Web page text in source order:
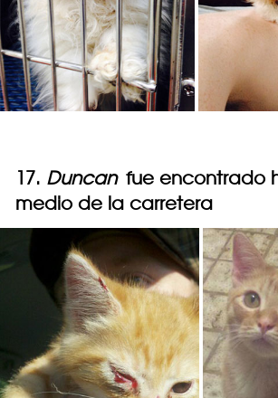
17. Duncan fue encontrado
medio de la carretera